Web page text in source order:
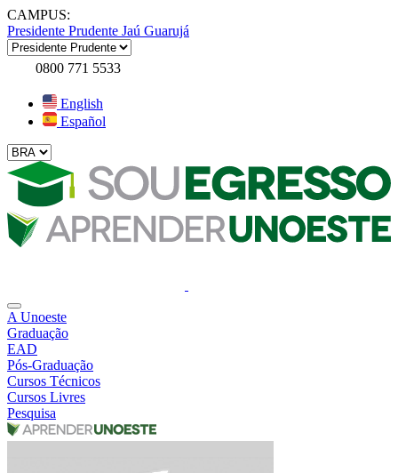
CAMPUS:
Presidente Prudente Jaú Guarujá
0800 771 5533
English
Español
A Unoeste
Graduação
EAD
Pós-Graduação
Cursos Técnicos
Cursos Livres
Pesquisa